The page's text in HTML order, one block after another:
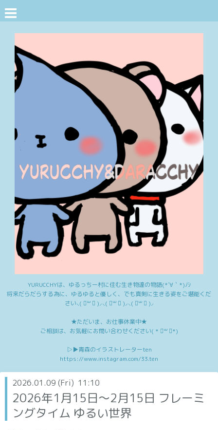
YURUCCHYは、ゆるっちー村に住む生き物達の物語(*´∀｀*)ﾉｼ
将来だらだらする為に、ゆるゆると優しく、でも真剣に生きる姿をご堪能くだ
さい⸜( ॑꒳ ॑ )⸝⸜( ॑꒳ ॑ )⸝⸜( ॑꒳ ॑ )⸝
★ただいま、お仕事休業中★
ご相談は、お気軽にお問い合わせください( * ॑꒳ ॑*)
▷▶︎青森のイラストレーターten
https://www.instagram.com/33.ten
2026.01.09 (Fri) 11:10
2026年1月15日～2月15日 フレーミ
ングタイム ゆるい世界